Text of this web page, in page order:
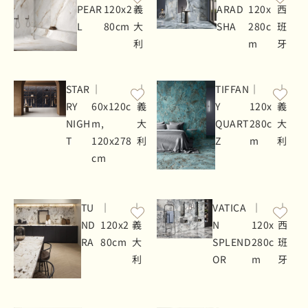
PEAR
L
120x2
80cm
義
大
利
ARAD
SHA
120x
280c
m
西
班
牙
STAR
RY
NIGH
T
｜
60x120c
m,
120x278
cm
｜
義
大
利
TIFFAN
Y
QUART
Z
｜
120x
280c
m
｜
義
大
利
TU
ND
RA
｜
120x2
80cm
｜
義
大
利
VATICA
N
SPLEND
OR
｜
120x
280c
m
｜
西
班
牙